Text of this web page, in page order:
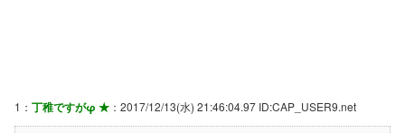
1： 丁稚ですがφ ★ ：2017/12/13(水) 21:46:04.97 ID:CAP_USER9.net